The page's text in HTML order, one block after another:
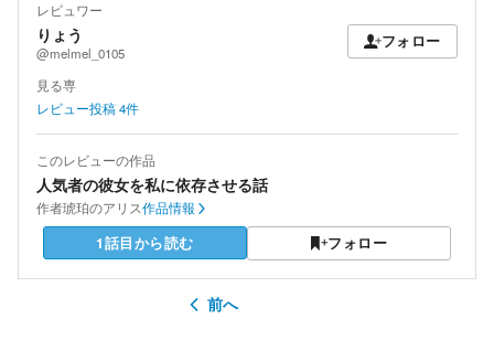
レビュワー
りょう
@melmel_0105
フォロー
見る専
レビュー投稿4件
このレビューの作品
人気者の彼女を私に依存させる話
作者琥珀のアリス作品情報
1話目から読む フォロー
前へ